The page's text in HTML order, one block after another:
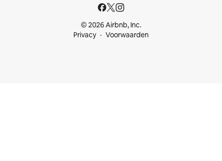
© 2026 Airbnb, Inc.
Privacy
Voorwaarden